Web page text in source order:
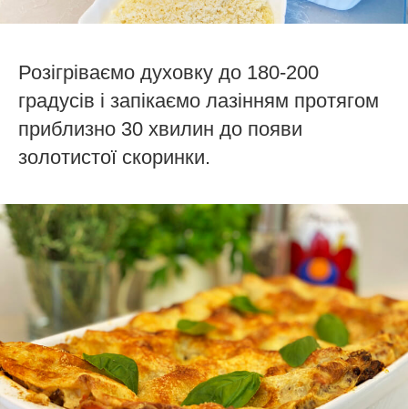
Розігріваємо духовку до 180-200
градусів і запікаємо лазінням протягом
приблизно 30 хвилин до появи
золотистої скоринки.